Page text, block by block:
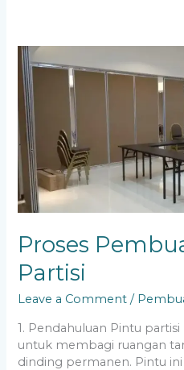
Proses
Partisi
Leave a Comment /
1. Pendahuluan Pintu
untuk membagi ruangan
dinding permanen. Pintu
Proses
Pembuatan
Pintu
Partisi